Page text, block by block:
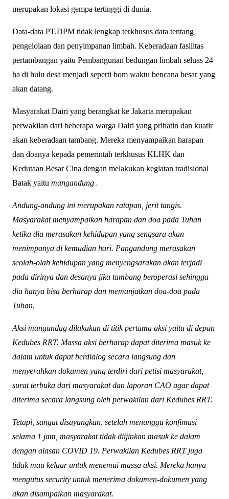
merupakan lokasi gempa tertinggi di dunia.
Data-data PT.DPM tidak lengkap terkhusus data tentang
pengelolaan dan penyimpanan limbah. Keberadaan fasilitas
pertambangan yaitu Pembangunan bedungan limbah seluas 24
ha di hulu desa menjadi seperti bom waktu bencana besar yang
akan datang.
Masyarakat Dairi yang berangkat ke Jakarta merupakan
perwakilan dari beberapa warga Dairi yang prihatin dan kuatir
akan keberadaan tambang. Mereka menyampaikan harapan
dan doanya kepada pemerintah terkhusus KLHK dan
Kedutaan Besar Cina dengan melakukan kegiatan tradisional
Batak yaitu mangandung .
Andung-andung ini merupakan ratapan, jerit tangis.
Masyarakat menyampaikan harapan dan doa pada Tuhan
ketika dia merasakan kehidupan yang sengsara akan
menimpanya di kemudian hari. Pangandung merasakan
seolah-olah kehidupan yang menyengsarakan akan terjadi
pada dirinya dan desanya jika tambang beroperasi sehingga
dia hanya bisa berharap dan memanjatkan doa-doa pada
Tuhan.
Aksi mangandug dilakukan di titik pertama aksi yaitu di depan
Kedubes RRT. Massa aksi berharap dapat diterima masuk ke
dalam untuk dapat berdialog secara langsung dan
menyerahkan dokumen yang terdiri dari petisi masyarakat,
surat terbuka dari masyarakat dan laporan CAO agar dapat
diterima secara langsung oleh perwakilan dari Kedubes RRT.
Tetapi, sangat disayangkan, setelah menunggu konfimasi
selama 1 jam, masyarakat tidak diijinkan masuk ke dalam
dengan alasan COVID 19. Perwakilan Kedubes RRT juga
tidak mau keluar untuk menemui massa aksi. Mereka hanya
mengutus security untuk menerima dokumen-dokumen yang
akan disampaikan masyarakat.